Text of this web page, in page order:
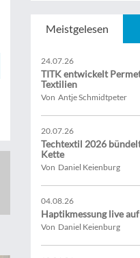
Meistgelesen
24.07.26
TITK entwickelt
Textilien
Von Antje Schmidtpeter
20.07.26
Techtextil 2026
Kette
Von Daniel Keienburg
04.08.26
Haptikmessung live
Von Daniel Keienburg